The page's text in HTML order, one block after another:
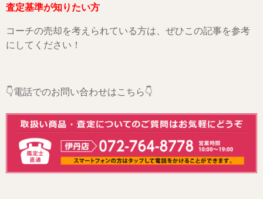
査定基準が知りたい方
コーチの売却を考えられている方は、ぜひこの記事を参考
にしてください！
👇電話でのお問い合わせはこちら👇